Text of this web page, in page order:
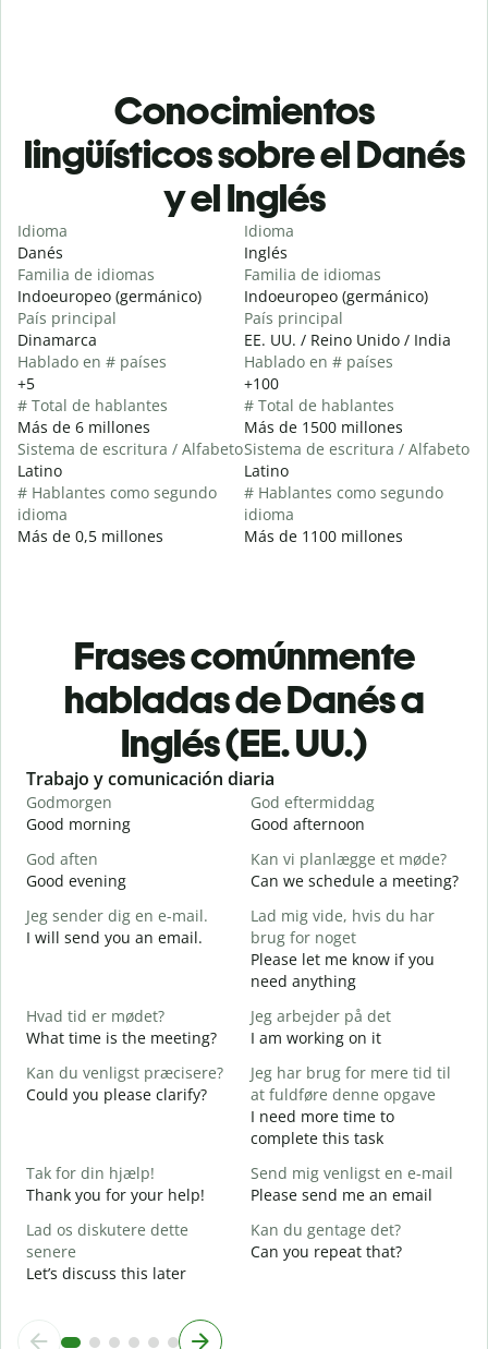
Conocimientos
lingüísticos sobre el Danés
y el Inglés
Idioma
Danés
Familia de idiomas
Indoeuropeo (germánico)
País principal
Dinamarca
Hablado en # países
+5
# Total de hablantes
Más de 6 millones
Sistema de escritura / Alfabeto
Latino
# Hablantes como segundo
idioma
Más de 0,5 millones
Idioma
Inglés
Familia de idiomas
Indoeuropeo (germánico)
País principal
EE. UU. / Reino Unido / India
Hablado en # países
+100
# Total de hablantes
Más de 1500 millones
Sistema de escritura / Alfabeto
Latino
# Hablantes como segundo
idioma
Más de 1100 millones
Frases comúnmente
habladas de Danés a
Inglés (EE. UU.)
Slide 1 of 6
Trabajo y comunicación diaria
Godmorgen
Good morning
God eftermiddag
Good afternoon
God aften
Good evening
Kan vi planlægge et møde?
Can we schedule a meeting?
Jeg sender dig en e-mail.
I will send you an email.
Lad mig vide, hvis du har
brug for noget
Please let me know if you
need anything
Hvad tid er mødet?
What time is the meeting?
Jeg arbejder på det
I am working on it
Kan du venligst præcisere?
Could you please clarify?
Jeg har brug for mere tid til
at fuldføre denne opgave
I need more time to
complete this task
Tak for din hjælp!
Thank you for your help!
Send mig venligst en e-mail
Please send me an email
Lad os diskutere dette
senere
Let’s discuss this later
Kan du gentage det?
Can you repeat that?